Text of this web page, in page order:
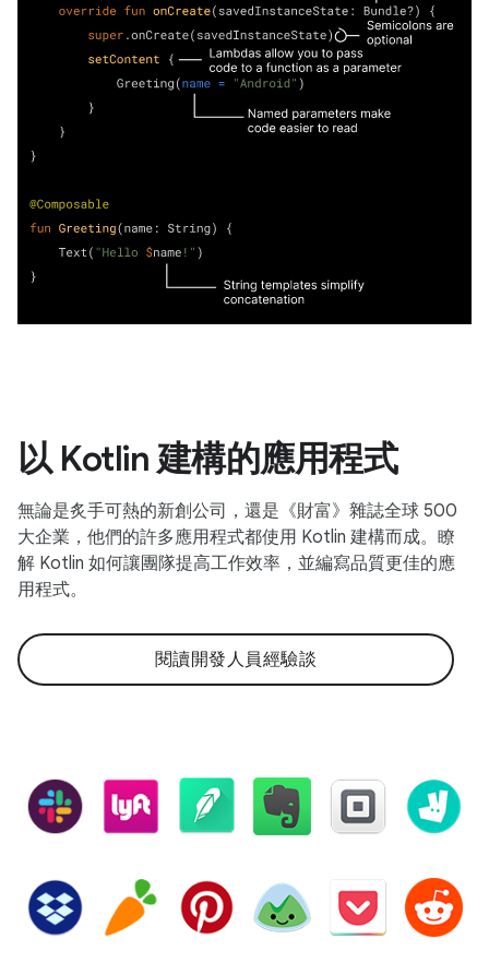
以 Kotlin 建構的應用程式
無論是炙手可熱的新創公司，還是《財富》雜誌全球 500
大企業，他們的許多應用程式都使用 Kotlin 建構而成。瞭
解 Kotlin 如何讓團隊提高工作效率，並編寫品質更佳的應
用程式。
閱讀開發人員經驗談